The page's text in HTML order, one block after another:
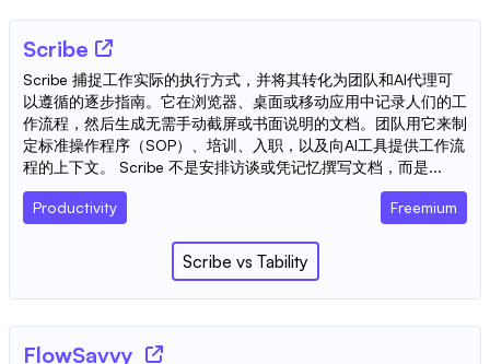
Scribe
Scribe 捕捉工作实际的执行方式，并将其转化为团队和AI代理可
以遵循的逐步指南。它在浏览器、桌面或移动应用中记录人们的工
作流程，然后生成无需手动截屏或书面说明的文档。团队用它来制
定标准操作程序（SOP）、培训、入职，以及向AI工具提供工作流
程的上下文。 Scribe 不是安排访谈或凭记忆撰写文档，而是...
Productivity Freemium
Scribe vs Tability
FlowSavvy